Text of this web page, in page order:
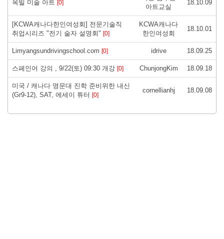
옥빌 미술 아트 [0]
아트교실
18.10.09
[KCWA캐나다한인여성회] 전문기술직
취업시리즈 "전기 술자 설명회" [0]
KCWA캐나다
한인여성회
18.10.01
Limyangsundrivingschool.com [0] idrive 18.09.25
스페인어 강의 , 9/22(토) 09:30 개강 [0] ChunjongKim 18.09.18
미국 / 캐나다 명문대 진학 준비위한 내신
(Gr9-12), SAT, 에세이 튜터 [0]
cornellianhj 18.09.08